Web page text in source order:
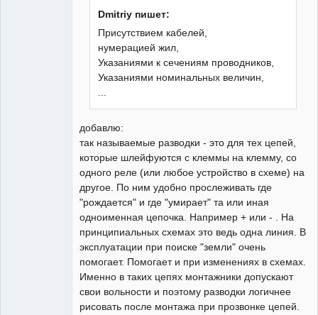
Dmitriy пишет:
Присутствием кабелей,
нумерацией жил,
Указаниями к сечениям проводников,
Указаниями номинальных величин,
добавлю:
так называемые разводки - это для тех цепей,
которые шлейфуются с клеммы на клемму, со
одного реле (или любое устройство в схеме) на
другое. По ним удобно прослеживать где
"рождается" и где "умирает" та или иная
одноименная цепочка. Например + или - . На
принципиальных схемах это ведь одна линия. В
эксплуатации при поиске "земли" очень
помогает. Помогает и при изменениях в схемах.
Именно в таких цепях монтажники допускают
свои вольности и поэтому разводки логичнее
рисовать после монтажа при прозвонке цепей.